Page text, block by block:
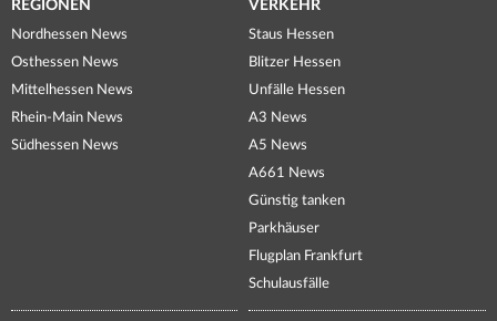
REGIONEN
Nordhessen News
Osthessen News
Mittelhessen News
Rhein-Main News
Südhessen News
VERKEHR
Staus Hessen
Blitzer Hessen
Unfälle Hessen
A3 News
A5 News
A661 News
Günstig tanken
Parkhäuser
Flugplan Frankfurt
Schulausfälle